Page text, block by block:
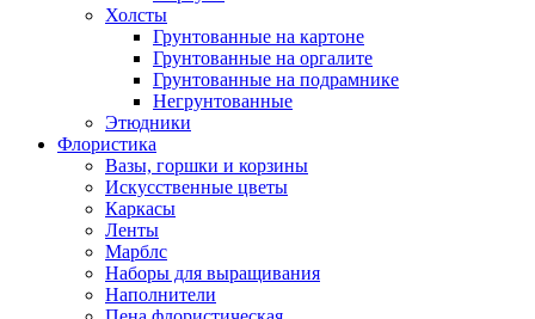
Холсты
Грунтованные на картоне
Грунтованные на оргалите
Грунтованные на подрамнике
Негрунтованные
Этюдники
Флористика
Вазы, горшки и корзины
Искусственные цветы
Каркасы
Ленты
Марблс
Наборы для выращивания
Наполнители